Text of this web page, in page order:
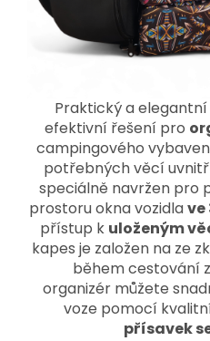
Praktický a
efektivní řešení pro
campingového
potřebných věcí uvnitř
speciálně navržen pro
prostoru okna vozidlave
přístup k uloženým
kapes je založen na ze
během cestování
organizér můžete
voze pomocí
přísavek